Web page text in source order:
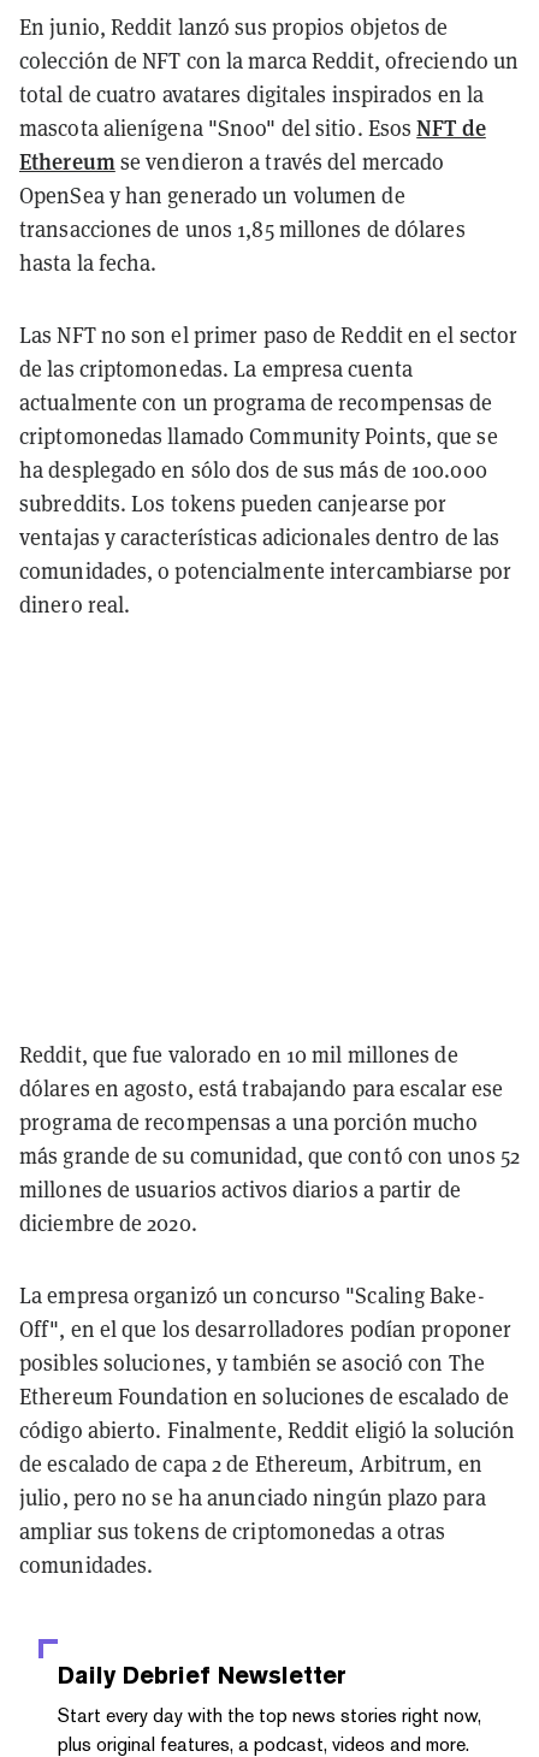
En junio, Reddit lanzó sus propios objetos de
colección de NFT con la marca Reddit, ofreciendo un
total de cuatro avatares digitales inspirados en la
mascota alienígena "Snoo" del sitio. EsosNFT de
Ethereumse vendieron a través del mercado
OpenSea y han generado un volumen de
transacciones de unos 1,85 millones de dólares
hasta la fecha.
Las NFT no son el primer paso de Reddit en el sector
de las criptomonedas. La empresa cuenta
actualmente con un programa de recompensas de
criptomonedas llamado Community Points, que se
ha desplegado en sólo dos de sus más de 100.000
subreddits. Los tokens pueden canjearse por
ventajas y características adicionales dentro de las
comunidades, o potencialmente intercambiarse por
dinero real.
Reddit, que fue valorado en 10 mil millones de
dólares en agosto, está trabajando para escalar ese
programa de recompensas a una porción mucho
más grande de su comunidad, que contó con unos 52
millones de usuarios activos diarios a partir de
diciembre de 2020.
La empresa organizó un concurso "Scaling Bake-
Off", en el que los desarrolladores podían proponer
posibles soluciones, y también se asoció con The
Ethereum Foundation en soluciones de escalado de
código abierto. Finalmente, Reddit eligió la solución
de escalado de capa 2 de Ethereum, Arbitrum, en
julio, pero no se ha anunciado ningún plazo para
ampliar sus tokens de criptomonedas a otras
comunidades.
Daily Debrief Newsletter
Start every day with the top news stories right now,
plus original features, a podcast, videos and more.